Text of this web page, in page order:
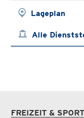
Lageplan
Alle
FREIZEIT & SPORT